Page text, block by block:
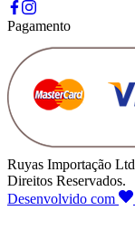
Pagamento
Ruyas Importação
Direitos Reservados.
Desenvolvido com